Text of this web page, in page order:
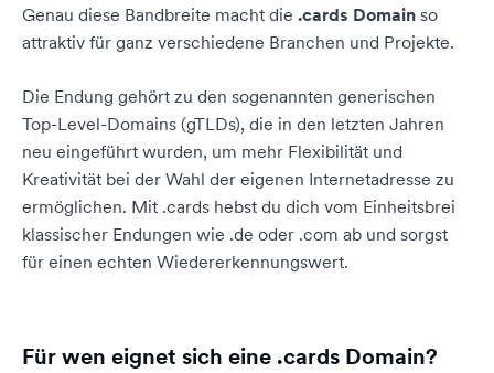
Genau diese Bandbreite macht die .cards Domain so
attraktiv für ganz verschiedene Branchen und Projekte.
Die Endung gehört zu den sogenannten generischen
Top-Level-Domains (gTLDs), die in den letzten Jahren
neu eingeführt wurden, um mehr Flexibilität und
Kreativität bei der Wahl der eigenen Internetadresse zu
ermöglichen. Mit .cards hebst du dich vom Einheitsbrei
klassischer Endungen wie .de oder .com ab und sorgst
für einen echten Wiedererkennungswert.
Für wen eignet sich eine .cards Domain?